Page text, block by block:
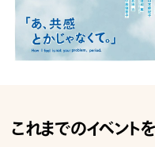
これまでのイベント